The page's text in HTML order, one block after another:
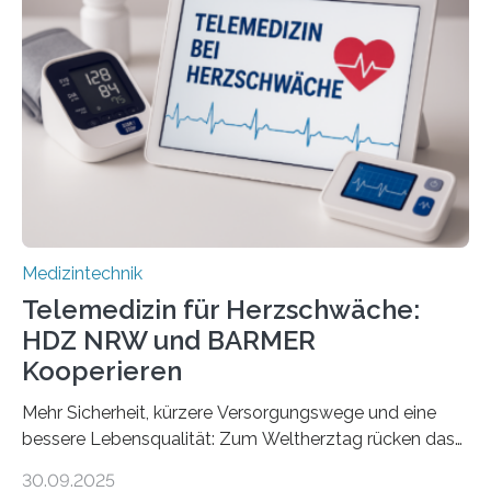
(TUD) richtet sich das Portal sowohl an Patientinnen
und Patienten, aber ebenso an medizinisches
Fachpersonal. Für all diese Zielgruppen bietet sie
speziell zugeschnittene Informationen, um deren
digitale Gesundheitskompetenz zu steigern. MiHUBx ist
Medizintechnik
Telemedizin für Herzschwäche:
HDZ NRW und BARMER
Kooperieren
Mehr Sicherheit, kürzere Versorgungswege und eine
bessere Lebensqualität: Zum Weltherztag rücken das
30.09.2025